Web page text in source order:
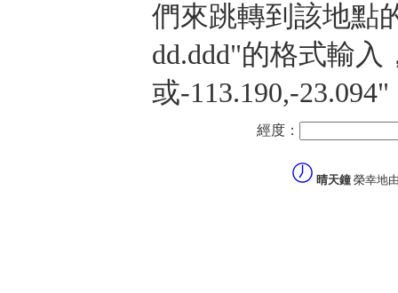
們來跳轉到該地點
dd.ddd"的格式輸入
或-113.190,-
經度：
晴天鐘 榮幸地